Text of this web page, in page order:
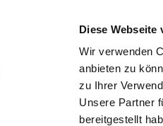
Diese Webseite
Wir verwenden
anbieten zu
zu Ihrer
Unsere Partner
bereitgestellt
Blumen